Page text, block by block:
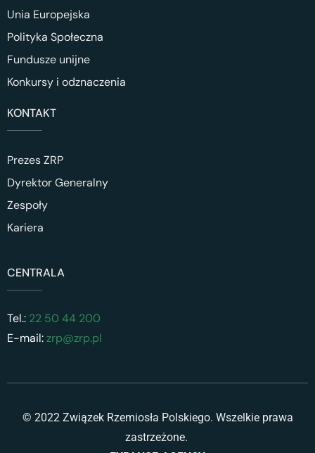
Unia Europejska
Polityka Społeczna
Fundusze unijne
Konkursy i odznaczenia
KONTAKT
Prezes ZRP
Dyrektor Generalny
Zespoły
Kariera
CENTRALA
Tel.: 22 50 44 200
E-mail:zrp@zrp.pl
© 2022 Związek Rzemiosła Polskiego. Wszelkie prawa
zastrzeżone.